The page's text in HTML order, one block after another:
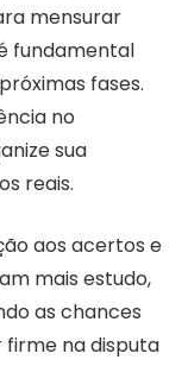
mensurar
fundamental
fases.
no
sua
reais.
aos acertos e
mais estudo,
as chances
firme na disputa